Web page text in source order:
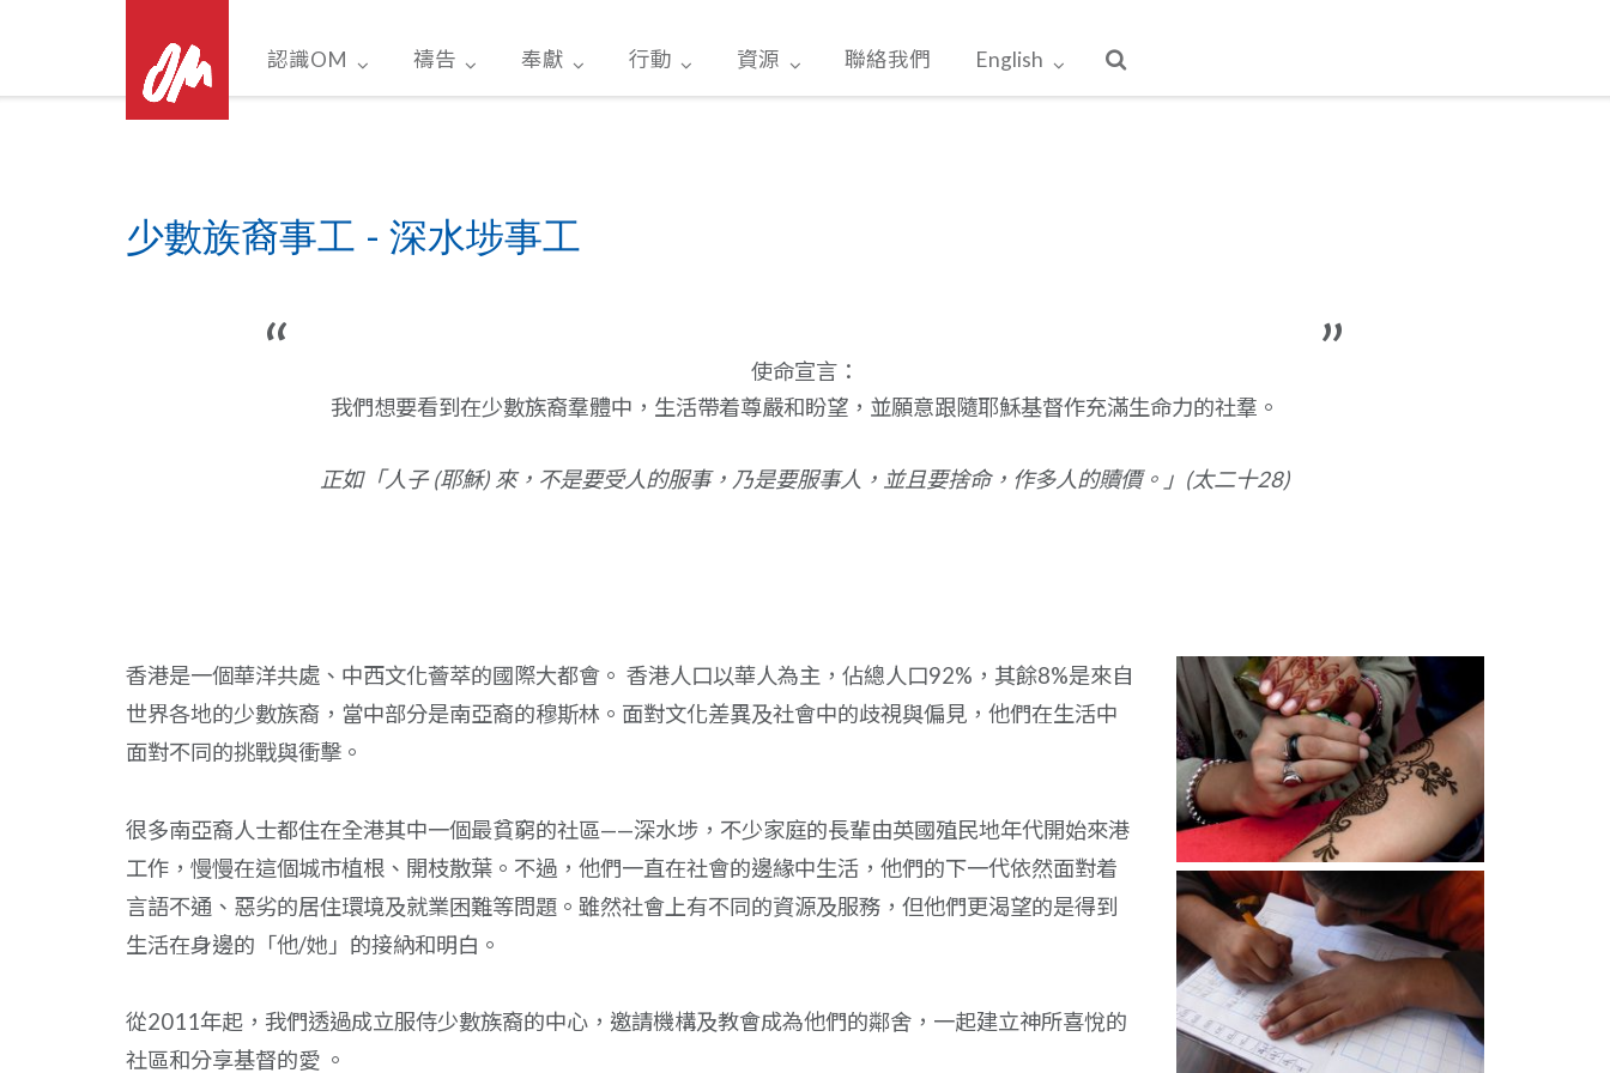
content
認識OM 禱告 奉獻 行動 資源 聯絡我們 English
少數族裔事工 - 深水埗事工
使命宣言：
我們想要看到在少數族裔羣體中，生活帶着尊嚴和盼望，並願意跟隨耶穌基督作充滿生命力的社羣。
正如「人子(耶穌) 來，不是要受人的服事，乃是要服事人，並且要捨命，作多人的贖價。」 (太二十28)
香港是一個華洋共處、中西文化薈萃的國際大都會。 香港人口以華人為主，佔總人口92%，其餘8%是來自
世界各地的少數族裔，當中部分是南亞裔的穆斯林。面對文化差異及社會中的歧視與偏見，他們在生活中
面對不同的挑戰與衝擊。
很多南亞裔人士都住在全港其中一個最貧窮的社區——深水埗，不少家庭的長輩由英國殖民地年代開始來港
工作，慢慢在這個城市植根、開枝散葉。不過，他們一直在社會的邊緣中生活，他們的下一代依然面對着
言語不通、惡劣的居住環境及就業困難等問題。雖然社會上有不同的資源及服務，但他們更渴望的是得到
生活在身邊的「他/她」的接納和明白。
從2011年起，我們透過成立服侍少數族裔的中心，邀請機構及教會成為他們的鄰舍，一起建立神所喜悅的
社區和分享基督的愛 。